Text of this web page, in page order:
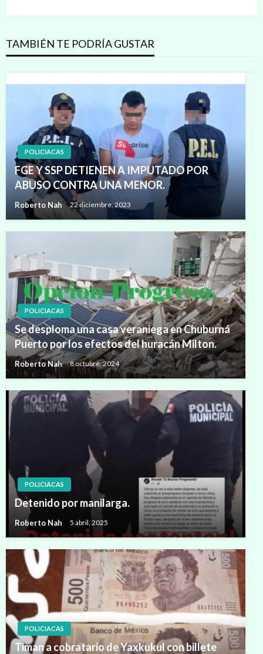
TAMBIÉN TE PODRÍA GUSTAR
POLICIACAS
FGE Y SSP DETIENEN A IMPUTADO POR
ABUSO CONTRA UNA MENOR.
Roberto Nah 22 diciembre, 2023
POLICIACAS
Se desploma una casa veraniega en Chuburná
Puerto por los efectos del huracán Milton.
Roberto Nah 8 octubre, 2024
POLICIACAS
Detenido por manilarga.
Roberto Nah 5 abril, 2025
POLICIACAS
Timan a cobratario de Yaxkukul con billete